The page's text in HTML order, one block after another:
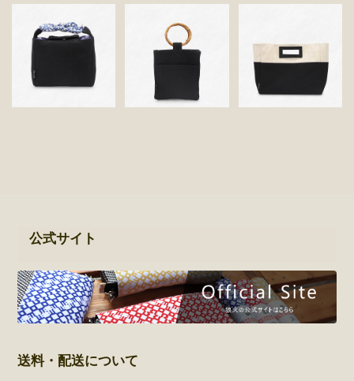
公式サイト
送料・配送について